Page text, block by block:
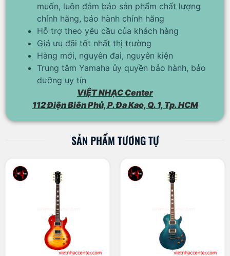
muốn, luôn đảm bảo sản phẩm chất lượng
chính hãng, bảo hành chính hãng
Hỗ trợ theo yêu cầu của khách hàng
Giá ưu đãi tốt nhất thị trường
Hàng mới, nguyên đai, nguyên kiện
Trung tâm Yamaha ủy quyền bảo hành, bảo
dưỡng uy tín
VIỆT NHẠC Center
112 Điện Biên Phủ, P. Đa Kao, Q. 1, Tp. HCM
SẢN PHẨM TƯƠNG TỰ